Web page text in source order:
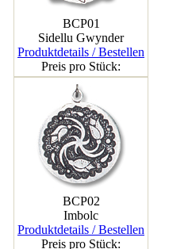
BCP01
Sidellu Gwynder
Produktdetails / Bestellen
Preis pro Stück:
BCP02
Imbolc
Produktdetails / Bestellen
Preis pro Stück: